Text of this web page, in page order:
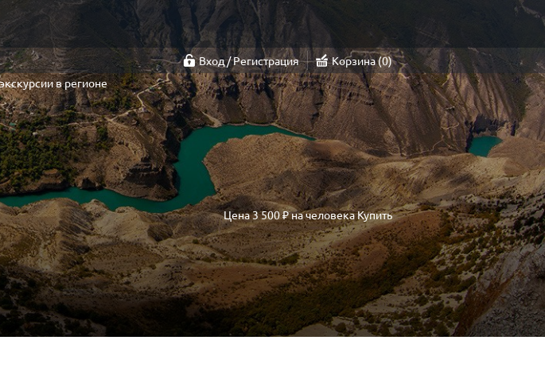
Вход / Регистрация Корзина 0
в регионе
Цена3 500 ₽на человекаКупить